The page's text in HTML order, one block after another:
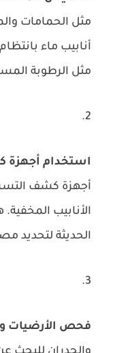
مثل الحمامات
أنابيب ماء
مثل الرطوبة
استخدام
أجهزة كشف
الأنابيب
الحديثة لتحديد
فحص الأرضيات